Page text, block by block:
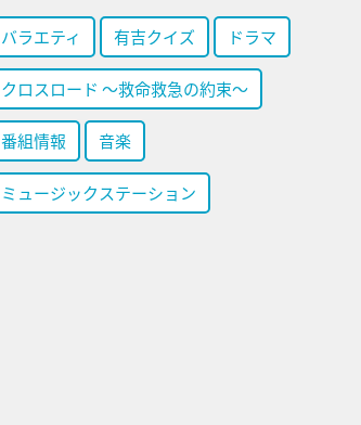
バラエティ 有吉クイズ ドラマ
クロスロード ～救命救急の約束～
番組情報 音楽
ミュージックステーション